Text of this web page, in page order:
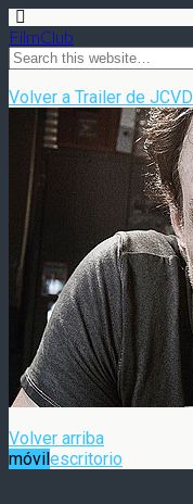
FilmClub
Volver a Trailer de JCVD
Volver arriba
móvilescritorio